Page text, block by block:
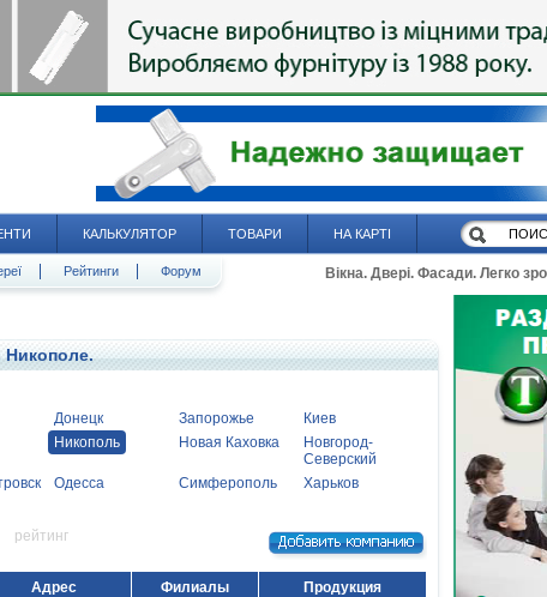
КАЛЬКУЛЯТОР ТОВАРИ НА КАРТІ
Рейтинги Форум Вікна. Двері. Фасади. Легко
Никополе.
Донецк Запорожье
Киев
Никополь Новая Каховка
Новгород-
Северский
Одесса Симферополь Харьков
рейтинг
Адрес Филиалы
Продукция